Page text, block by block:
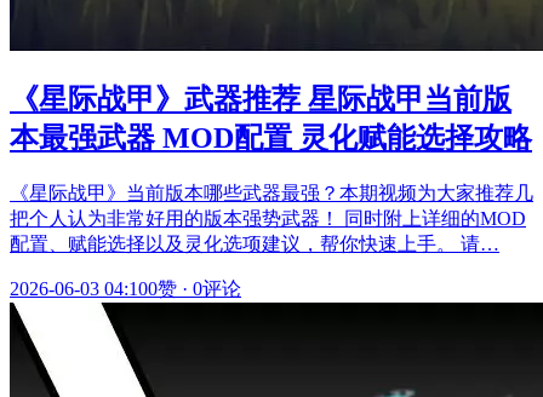
《星际战甲》武器推荐 星际战甲当前版
本最强武器 MOD配置 灵化赋能选择攻略
《星际战甲》当前版本哪些武器最强？本期视频为大家推荐几
把个人认为非常好用的版本强势武器！ 同时附上详细的MOD
配置、赋能选择以及灵化选项建议，帮你快速上手。 请…
2026-06-03 04:100赞 · 0评论